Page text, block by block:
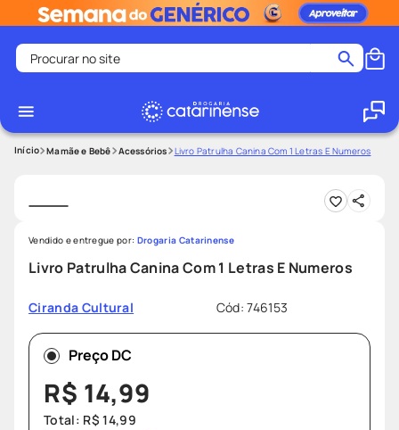
Procurar no site
1
2º
medley
4º
protetor solar facial
5º
shampoo
6 º
tadalafila
9
lenço umedecido
protetor solar
Mamãe e Bebê Acessórios Livro Patrulha Canina Com 1 Letras E Numeros
Livro Patrulha Canina Com 1 Letras E Numeros
Ciranda Cultural Cód:746153
Vendido e entregue por: Drogaria Catarinense
Preço DC
R$ 14,99
Total: R$ 14,99